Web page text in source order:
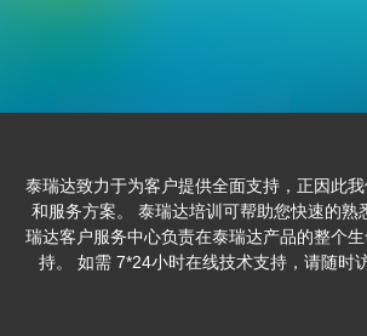
泰瑞达致力于为客户提供全面支持，正因此
和服务方案。 泰瑞达培训可帮助您快速的熟
瑞达客户服务中心负责在泰瑞达产品的整个
持。 如需 7*24小时在线技术支持，请随时